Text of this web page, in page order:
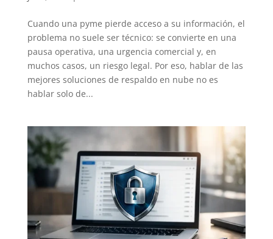
Cuando una pyme pierde acceso a su información, el
problema no suele ser técnico: se convierte en una
pausa operativa, una urgencia comercial y, en
muchos casos, un riesgo legal. Por eso, hablar de las
mejores soluciones de respaldo en nube no es
hablar solo de...